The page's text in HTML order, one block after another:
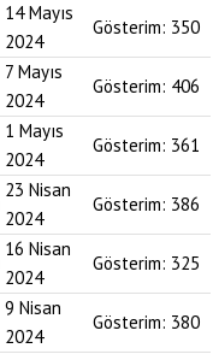
14 Mayıs
2024
Gösterim: 350
7 Mayıs
2024
Gösterim: 406
1 Mayıs
2024
Gösterim: 361
23 Nisan
2024
Gösterim: 386
16 Nisan
2024
Gösterim: 325
9 Nisan
2024
Gösterim: 380